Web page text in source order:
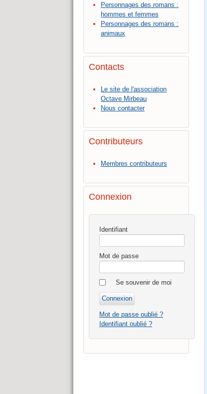
Personnages des romans :
hommes et femmes
Personnages des romans :
animaux
Contacts
Le site de l'association
Octave Mirbeau
Nous contacter
Contributeurs
Membres contributeurs
Connexion
Identifiant
Mot de passe
Se souvenir de moi
Mot de passe oublié ?
Identifiant oublié ?